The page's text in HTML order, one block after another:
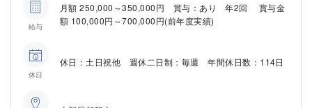
給与
月額 250,000～350,000円 賞与：あり 年2回 賞与金
額 100,000円～700,000円(前年度実績)
休日
休日：土日祝他 週休二日制：毎週 年間休日数：114日